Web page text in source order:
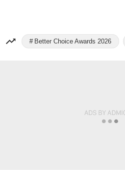
Better Choice Awards 2026